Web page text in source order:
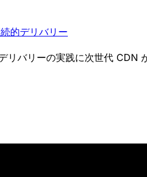
的デリバリー
リバリーの実践に次世代 CDN